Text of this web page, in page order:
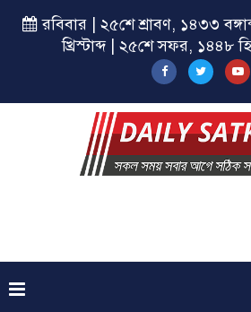
রবিবার | ২৫শে শ্রাবণ, ১৪৩৩
খ্রিস্টাব্দ | ২৫শে সফর, ১৪৪৮